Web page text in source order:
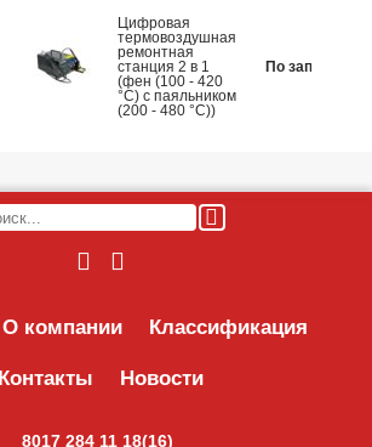
Цифровая
термовоздушная
ремонтная
станция 2 в 1
(фен (100 - 420
°C) с паяльником
(200 - 480 °C))
По запросу
О компании Классификация
Контакты Новости
8017 284 11 18(16)